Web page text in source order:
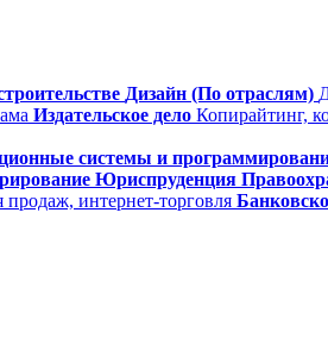
Дизайн (По отраслям)
Издательское дело Копирайтинг,
системы и
Юриспруденция
продаж, интернет-торговля